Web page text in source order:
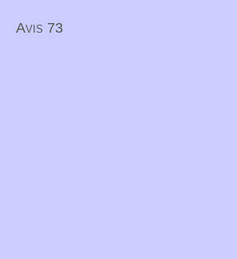
Avis 73